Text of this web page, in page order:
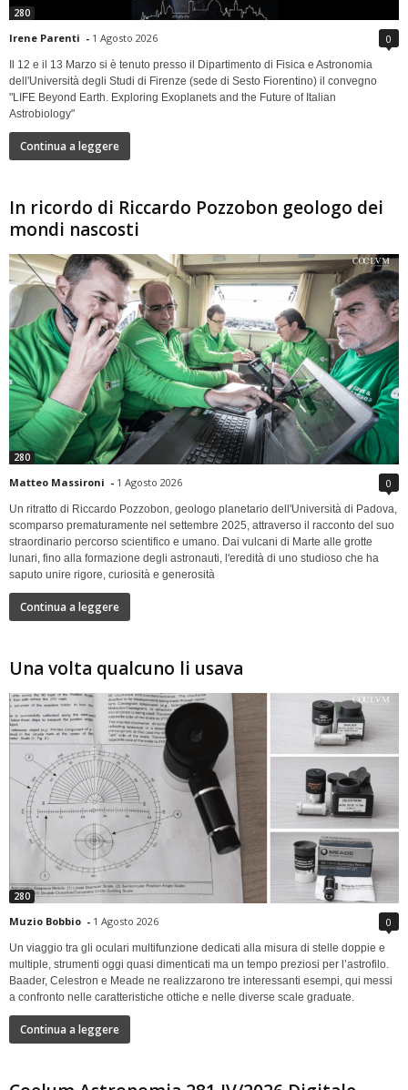
280
Irene Parenti - 1 Agosto 2026 0
Il 12 e il 13 Marzo si è tenuto presso il Dipartimento di Fisica e Astronomia
dell'Università degli Studi di Firenze (sede di Sesto Fiorentino) il convegno
"LIFE Beyond Earth. Exploring Exoplanets and the Future of Italian
Astrobiology"
Continua a leggere
In ricordo di Riccardo Pozzobon geologo dei
mondi nascosti
280
Matteo Massironi - 1 Agosto 2026 0
Un ritratto di Riccardo Pozzobon, geologo planetario dell'Università di Padova,
scomparso prematuramente nel settembre 2025, attraverso il racconto del suo
straordinario percorso scientifico e umano. Dai vulcani di Marte alle grotte
lunari, fino alla formazione degli astronauti, l'eredità di uno studioso che ha
saputo unire rigore, curiosità e generosità
Continua a leggere
Una volta qualcuno li usava
280
Muzio Bobbio - 1 Agosto 2026 0
Un viaggio tra gli oculari multifunzione dedicati alla misura di stelle doppie e
multiple, strumenti oggi quasi dimenticati ma un tempo preziosi per l’astrofilo.
Baader, Celestron e Meade ne realizzarono tre interessanti esempi, qui messi
a confronto nelle caratteristiche ottiche e nelle diverse scale graduate.
Continua a leggere